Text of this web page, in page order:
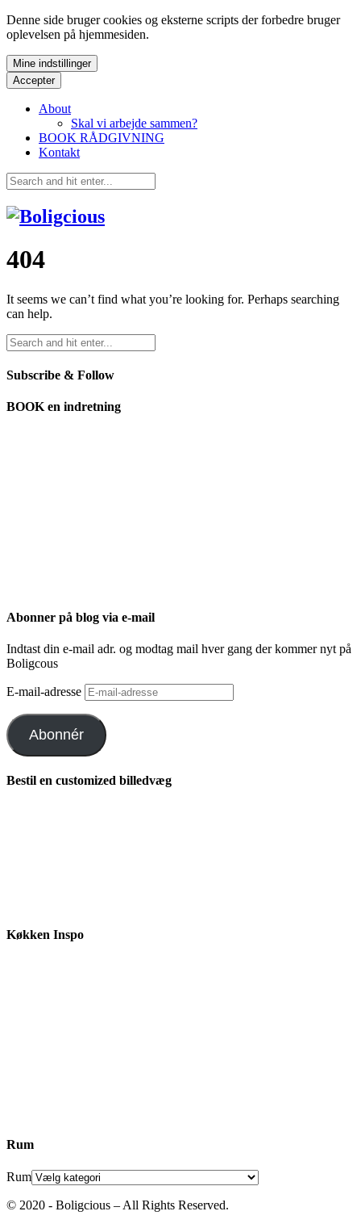
Denne side bruger cookies og eksterne scripts der forbedre bruger
oplevelsen på hjemmesiden.
Mine indstillinger
Accepter
About
Skal vi arbejde sammen?
BOOK RÅDGIVNING
Kontakt
404
It seems we can’t find what you’re looking for. Perhaps searching
can help.
Subscribe & Follow
BOOK en indretning
Abonner på blog via e-mail
Indtast din e-mail adr. og modtag mail hver gang der kommer nyt på
Boligcous
E-mail-adresse
Abonnér
Bestil en customized billedvæg
Køkken Inspo
Rum
Rum
© 2020 - Boligcious – All Rights Reserved.